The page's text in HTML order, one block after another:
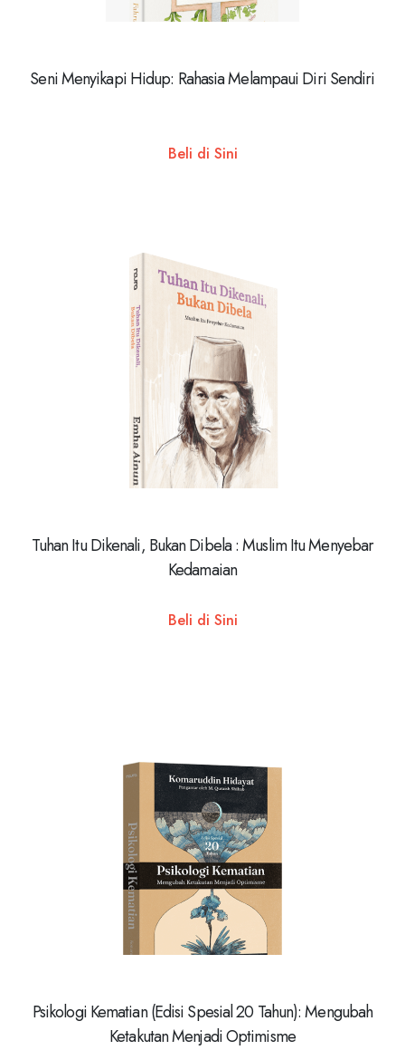
Seni Menyikapi Hidup: Rahasia Melampaui Diri Sendiri
Beli di Sini
Tuhan Itu Dikenali, Bukan Dibela : Muslim Itu Menyebar
Kedamaian
Beli di Sini
Psikologi Kematian (Edisi Spesial 20 Tahun): Mengubah
Ketakutan Menjadi Optimisme